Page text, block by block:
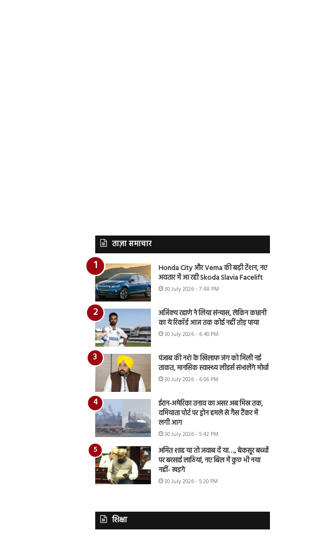
ताज़ा समाचार
Honda City और Verna की बढ़ी टेंशन, नए
अवतार में आ रही Skoda Slavia Facelift
30 July 2026 - 7:48 PM
अजिंक्य रहाणे ने लिया संन्यास, लेकिन कप्तानी
का ये रिकॉर्ड आज तक कोई नहीं तोड़ पाया
30 July 2026 - 6:40 PM
पंजाब की नशे के खिलाफ जंग को मिली नई
ताकत, मानसिक स्वास्थ्य लीडर्स संभालेंगे मोर्चा
30 July 2026 - 6:06 PM
ईरान-अमेरिका तनाव का असर अब मिस्र तक,
दमियाता पोर्ट पर ड्रोन हमले से गैस टैंकर में
लगी आग
30 July 2026 - 5:42 PM
अमित शाह या तो जवाब दें या…., बेकसूर बच्चों
पर बरसाई लाठियां, नए बिल में कुछ भी नया
नहीं- खड़गे
30 July 2026 - 5:20 PM
शिक्षा